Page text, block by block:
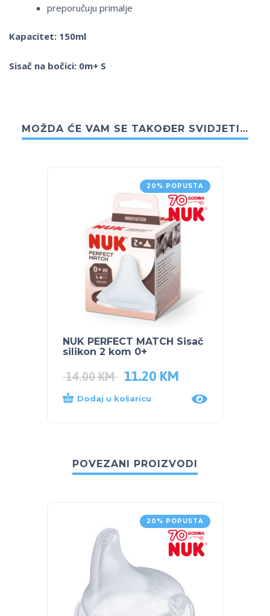
preporučuju primalje
Kapacitet: 150ml
Sisač na bočici: 0m+ S
MOŽDA ĆE VAM SE TAKOĐER SVIDJETI…
20% POPUSTA
NUK PERFECT MATCH Sisač
silikon 2 kom 0+
14.00KM 11.20 KM
Dodaj u košaricu
POVEZANI PROIZVODI
20% POPUSTA